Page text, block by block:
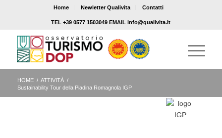
Home Newletter Qualivita Contatti
TEL +39 0577 1503049 EMAIL info@qualivita.it
HOME / ATTIVITÀ /
Sustainability Tour della Piadina Romagnola IGP